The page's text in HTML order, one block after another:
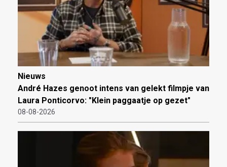
Nieuws
André Hazes genoot intens van gelekt filmpje van
Laura Ponticorvo: "Klein paggaatje op gezet"
08-08-2026